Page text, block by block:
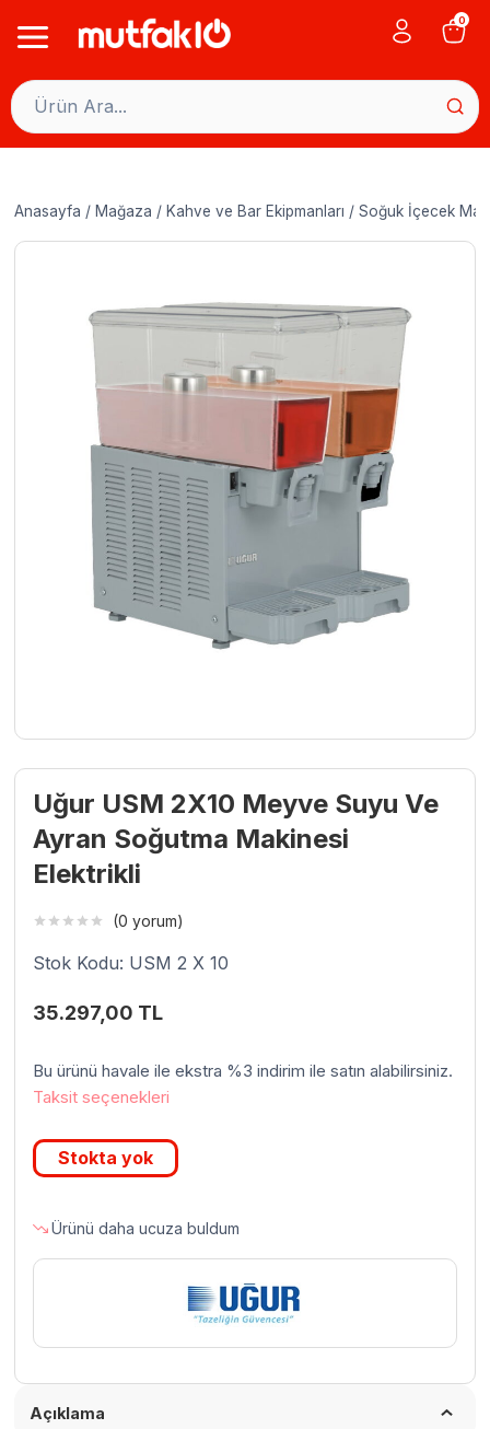
0
Anasayfa / Mağaza / Kahve ve Bar Ekipmanları / Soğuk İçecek
Uğur USM 2X10 Meyve Suyu Ve
Ayran Soğutma Makinesi
Elektrikli
(0 yorum)
Stok Kodu: USM 2 X 10
35.297,00 TL
Bu ürünü havale ile ekstra %3 indirim ile satın alabilirsiniz.
Taksit seçenekleri
Stokta yok
Ürünü daha ucuza buldum
Açıklama